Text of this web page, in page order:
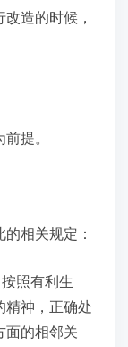
造的时候，
提。
相关规定：
照有利生
精神，正确处
面的相邻关